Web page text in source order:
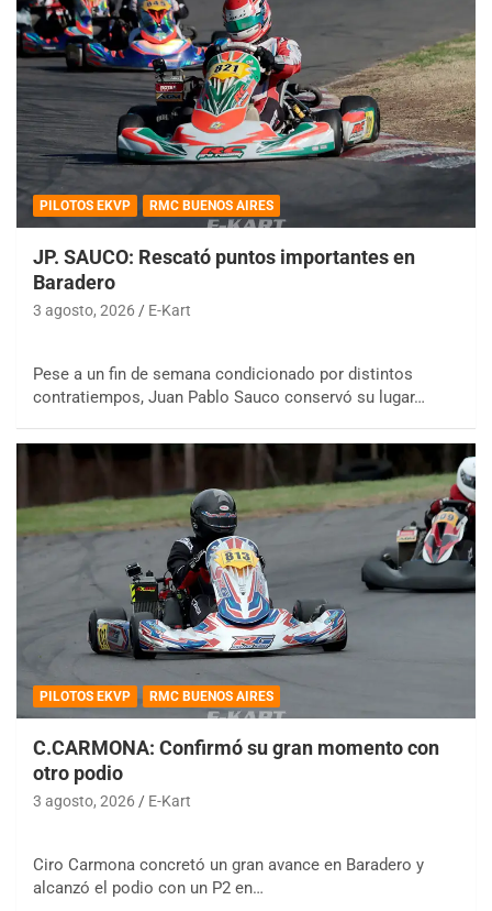
PILOTOS EKVP RMC BUENOS AIRES
JP. SAUCO: Rescató puntos importantes en
Baradero
3 agosto, 2026 E-Kart
Pese a un fin de semana condicionado por distintos
contratiempos, Juan Pablo Sauco conservó su lugar…
PILOTOS EKVP RMC BUENOS AIRES
C.CARMONA: Confirmó su gran momento con
otro podio
3 agosto, 2026 E-Kart
Ciro Carmona concretó un gran avance en Baradero y
alcanzó el podio con un P2 en…
COBERTURA ESPECIAL DE E-KART.COM.AR
08/09-AGO